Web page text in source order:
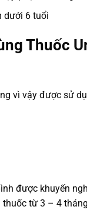
dưới 6 tuổi
Thuốc
vì vậy được sử
được khuyến
từ 3 – 4